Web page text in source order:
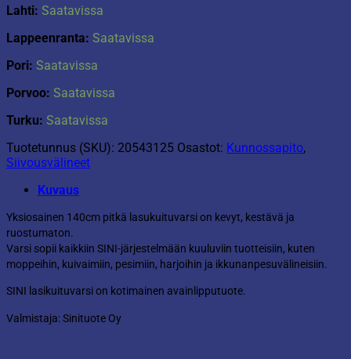
Lahti: Saatavissa
Lappeenranta: Saatavissa
Pori: Saatavissa
Porvoo: Saatavissa
Turku: Saatavissa
Tuotetunnus (SKU): 20543125 Osastot: Kunnossapito,
Siivousvälineet
Kuvaus
Yksiosainen 140cm pitkä lasukuituvarsi on kevyt, kestävä ja
ruostumaton.
Varsi sopii kaikkiin SINI-järjestelmään kuuluviin tuotteisiin, kuten
moppeihin, kuivaimiin, pesimiin, harjoihin ja ikkunanpesuvälineisiin.
SINI lasikuituvarsi on kotimainen avainlipputuote.
Valmistaja: Sinituote Oy